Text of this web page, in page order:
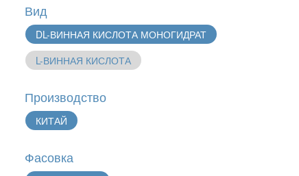
Вид
DL-ВИННАЯ КИСЛОТА МОНОГИДРАТ
L-ВИННАЯ КИСЛОТА
Производство
КИТАЙ
Фасовка